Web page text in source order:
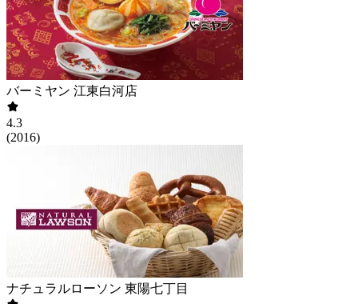
バーミヤン 江東白河店
4.3
(2016)
ナチュラルローソン 東陽七丁目